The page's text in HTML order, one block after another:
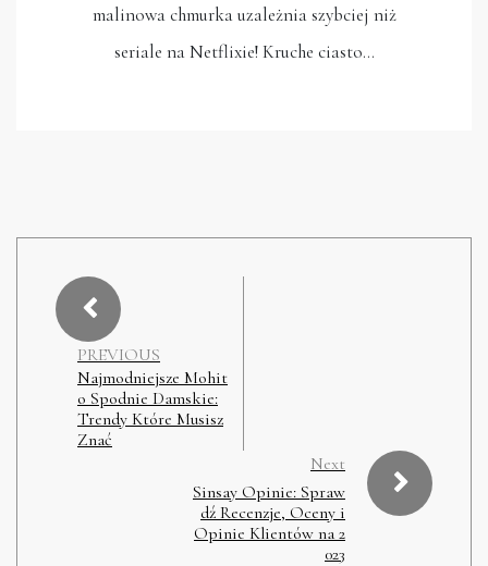
malinowa chmurka uzależnia szybciej niż
seriale na Netflixie! Kruche ciasto…
PREVIOUS
Najmodniejsze Mohit
o Spodnie Damskie:
Trendy Które Musisz
Znać
Next
Sinsay Opinie: Spraw
dź Recenzje, Oceny i
Opinie Klientów na 2
023